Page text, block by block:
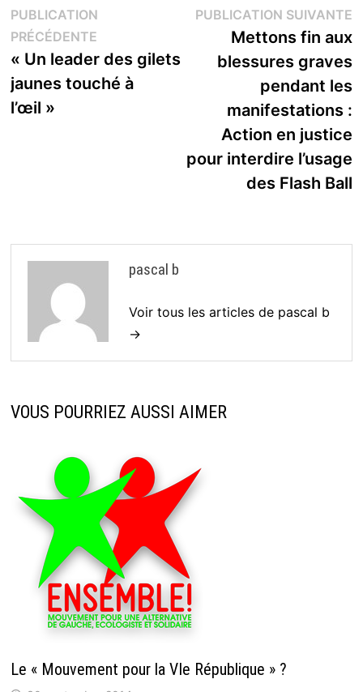
Navigation
de
l’article
PUBLICATION
PRÉCÉDENTEPublication
précédente :
« Un leader des gilets
jaunes touché à
l’œil »
PUBLICATION SUIVANTE
Mettons fin aux
blessures graves
pendant les
manifestations :
Action en justice
pour interdire l’usage
des Flash Ball
pascal b
Voir tous les articles de pascal b
→
VOUS POURRIEZ AUSSI AIMER
Le « Mouvement pour la VIe République » ?